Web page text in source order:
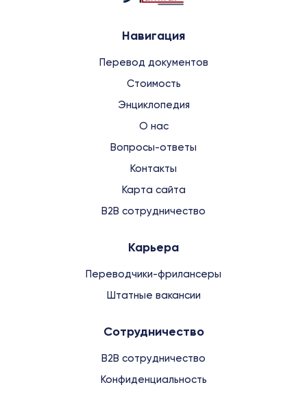
Навигация
Перевод документов
Стоимость
Энциклопедия
О нас
Вопросы-ответы
Контакты
Карта сайта
B2B сотрудничество
Карьера
Переводчики-фрилансеры
Штатные вакансии
Сотрудничество
B2B сотрудничество
Конфиденциальность